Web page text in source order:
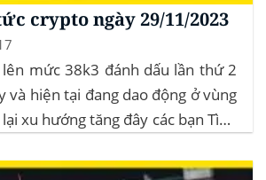
crypto ngày 29/11/2023
lên mức 38k3 đánh dấu lần thứ 2
và hiện tại đang dao động ở vùng
xu hướng tăng đây các bạn Tình